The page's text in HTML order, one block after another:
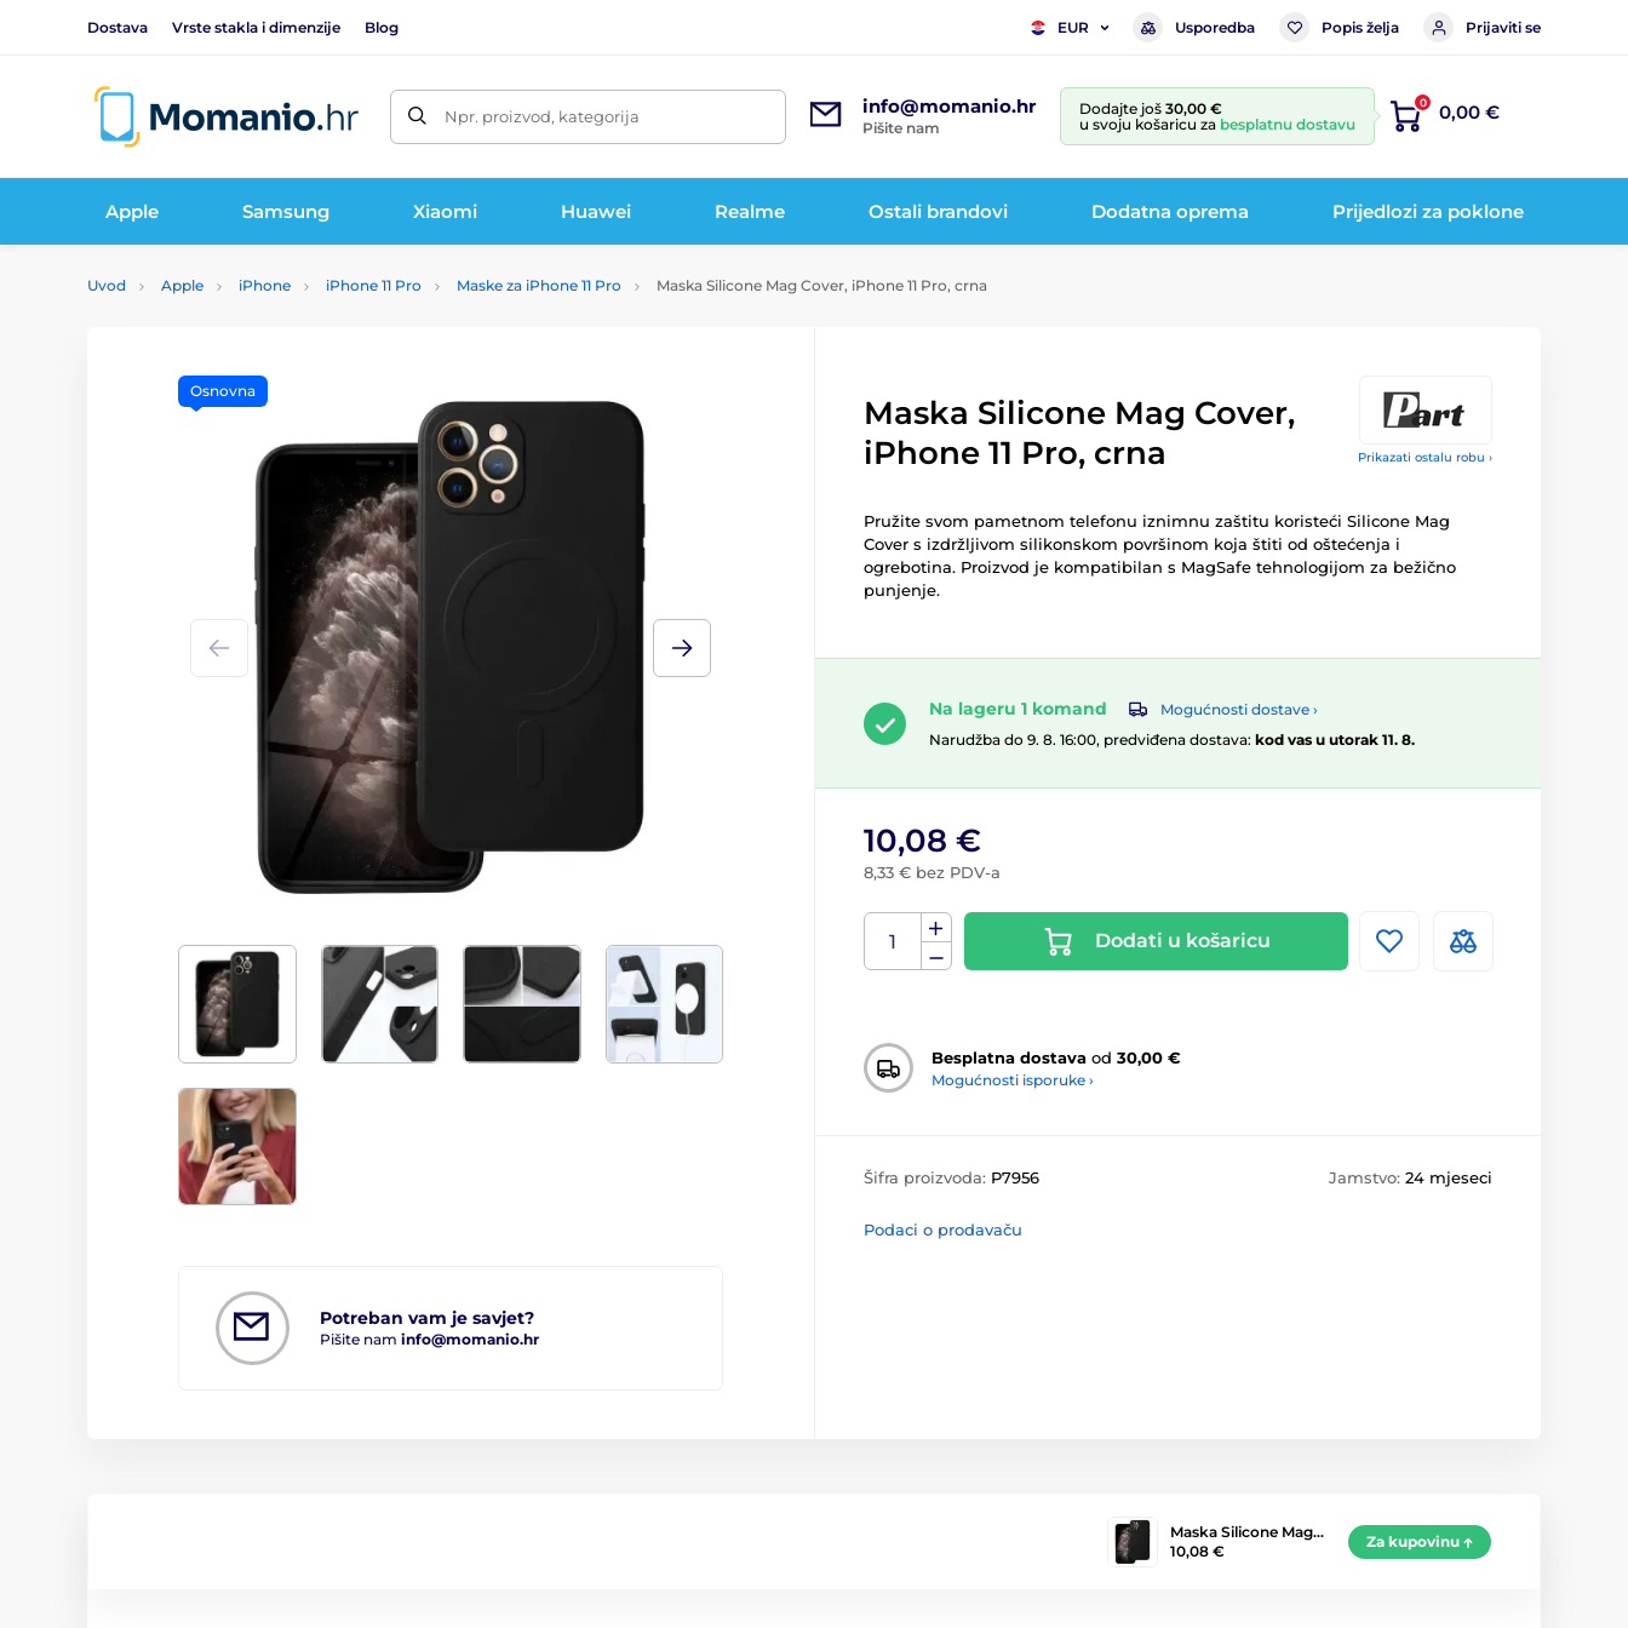
Dostava Vrste stakla i dimenzije Blog EUR Usporedba Popis želja Prijaviti se
Npr. proizvod, kategorija info@momanio.hr
Pišite nam
Dodajte još 30,00 €
u svoju košaricu za besplatnu dostavu
0 0,00 €
Apple Samsung Xiaomi Huawei Realme Ostali brandovi Dodatna oprema Prijedlozi za poklone
Uvod Apple iPhone iPhone 11 Pro Maske za iPhone 11 Pro Maska Silicone Mag Cover, iPhone 11 Pro, crna
Prikazati ostalu robu ›
Potreban vam je savjet?
Pišite nam info@momanio.hr
Osnovna
Maska Silicone Mag Cover,
iPhone 11 Pro, crna
Pružite svom pametnom telefonu iznimnu zaštitu koristeći Silicone Mag
Cover s izdržljivom silikonskom površinom koja štiti od oštećenja i
ogrebotina. Proizvod je kompatibilan s MagSafe tehnologijom za bežično
punjenje.
Na lageru 1 komand
Mogućnosti dostave ›
Narudžba do 9. 8. 16:00, predviđena dostava: kod vas u utorak 11. 8.
10,08 €
8,33 € bez PDV-a
Dodati u košaricu
Besplatna dostava od 30,00 €
Mogućnosti isporuke ›
Šifra proizvoda: P7956 Jamstvo: 24 mjeseci
Podaci o prodavaču
Maska Silicone Mag…
10,08 €
Za kupovinu